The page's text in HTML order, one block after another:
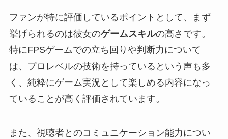
ファンが特に評価しているポイントとして、まず
挙げられるのは彼女のゲームスキルの高さです。
特にFPSゲームでの立ち回りや判断力について
は、プロレベルの技術を持っているという声も多
く、純粋にゲーム実況として楽しめる内容になっ
ていることが高く評価されています。
また、視聴者とのコミュニケーション能力につい